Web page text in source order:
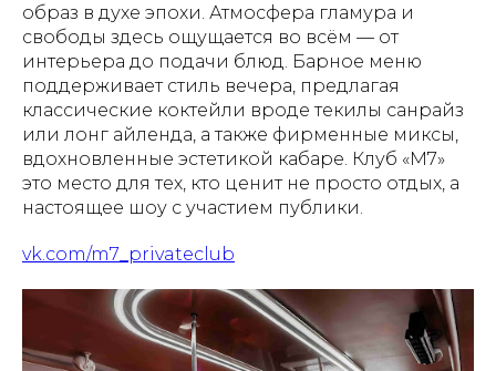
образ в духе эпохи. Атмосфера гламура и
свободы здесь ощущается во всём — от
интерьера до подачи блюд. Барное меню
поддерживает стиль вечера, предлагая
классические коктейли вроде текилы санрайз
или лонг айленда, а также фирменные миксы,
вдохновленные эстетикой кабаре. Клуб «М7»
это место для тех, кто ценит не просто отдых, а
настоящее шоу с участием публики.
vk.com/m7_privateclub